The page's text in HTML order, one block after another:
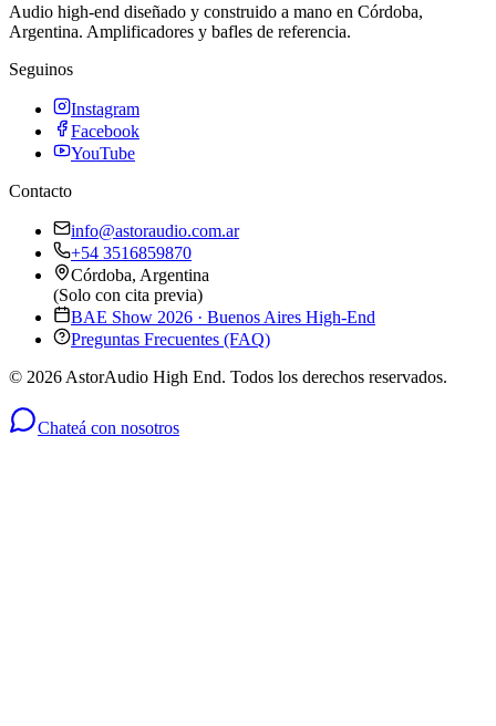
Audio high-end diseñado y construido a mano en Córdoba,
Argentina. Amplificadores y bafles de referencia.
Seguinos
Instagram
Facebook
YouTube
Contacto
info@astoraudio.com.ar
+54 3516859870
Córdoba, Argentina
(Solo con cita previa)
BAE Show 2026 · Buenos Aires High-End
Preguntas Frecuentes (FAQ)
© 2026 AstorAudio High End. Todos los derechos reservados.
Chateá con nosotros